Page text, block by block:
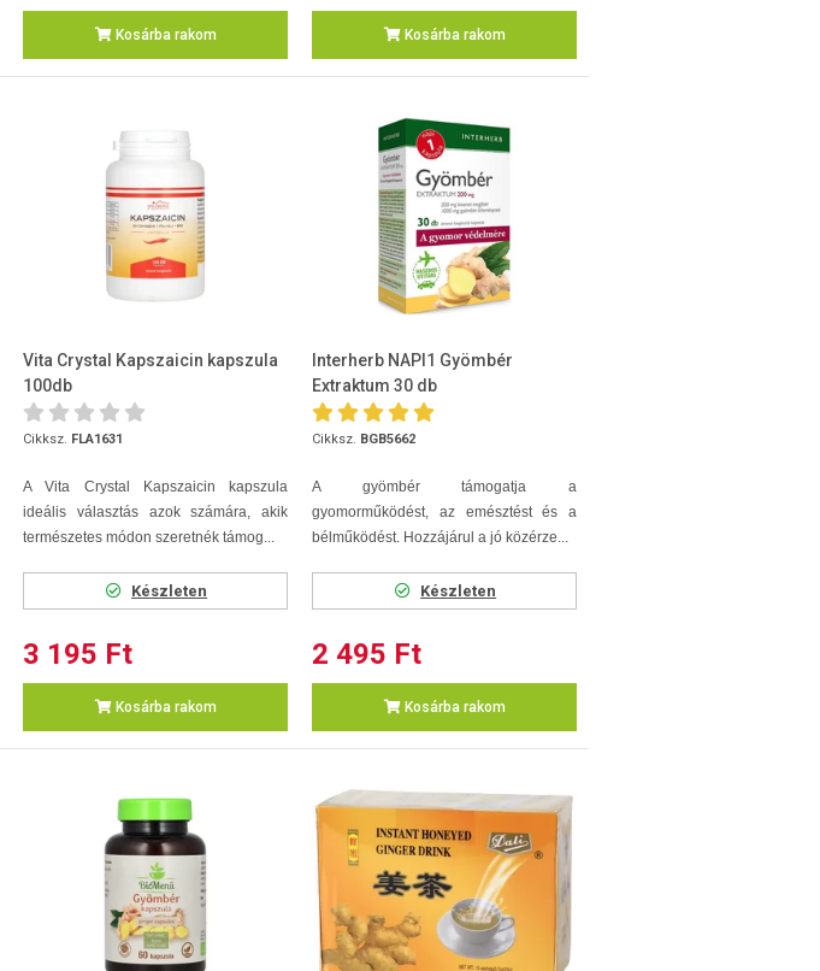
Kosárba rakom Kosárba rakom
Vita Crystal Kapszaicin kapszula
100db
Cikksz. FLA1631
A Vita Crystal Kapszaicin kapszula
ideális választás azok számára, akik
természetes módon szeretnék támog...
Készleten
3 195 Ft
Kosárba rakom
Interherb NAPI1 Gyömbér
Extraktum 30 db
Cikksz. BGB5662
A gyömbér támogatja a
gyomorműködést, az emésztést és a
bélműködést. Hozzájárul a jó közérze...
Készleten
2 495 Ft
Kosárba rakom